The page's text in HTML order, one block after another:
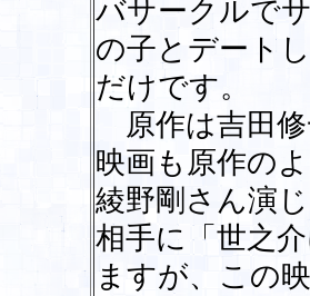
バサークルで
の子とデート
だけです。
原作は吉田修
映画も原作の
綾野剛さん演
相手に「世之
ますが、この